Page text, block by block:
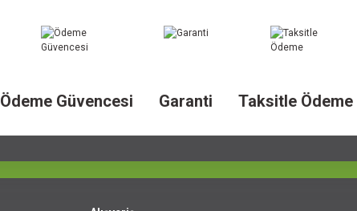
Ödeme Güvencesi Garanti Taksitle Ödeme